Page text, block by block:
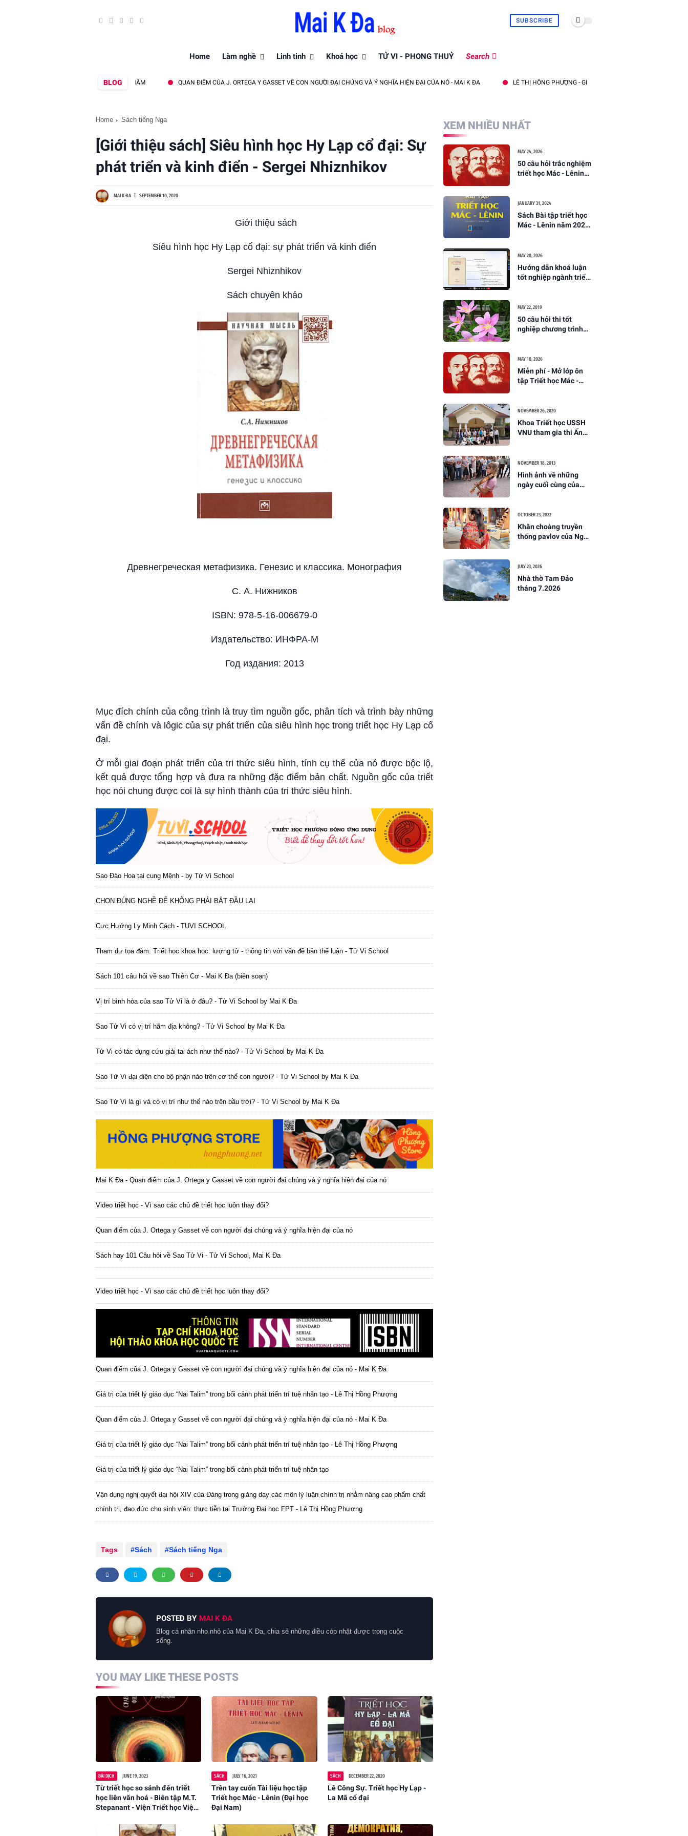
SUBSCRIBE
Home Làm nghề Linh tinh Khoá học TỬ VI - PHONG THUỶ Search
BLOG
QUAY LẠI TAM ĐẢO SAU 20 NĂM QUAN ĐIỂM CỦA J. ORTEGA Y GASSET VỀ CON NGƯỜI ĐẠI CHÚNG VÀ Ý NGHĨA HIỆN ĐẠI CỦA NÓ - MAI K ĐA LÊ THỊ HỒNG PHƯỢNG - GIÁ TRỊ CỦA TRIẾT LÝ GIÁO DỤC “NAI TALIM”
Home Sách tiếng Nga
[Giới thiệu sách] Siêu hình học Hy Lạp cổ đại: Sự
phát triển và kinh điển - Sergei Nhiznhikov
MAI K ĐA SEPTEMBER 10, 2020
Giới thiệu sách
Siêu hình học Hy Lạp cổ đại: sự phát triển và kinh điển
Sergei Nhiznhikov
Sách chuyên khảo
Древнегреческая метафизика. Генезис и классика. Монография
С. А. Нижников
ISBN: 978-5-16-006679-0
Издательство: ИНФРА-М
Год издания: 2013
Mục đích chính của công trình là truy tìm nguồn gốc, phân tích và trình bày những
vấn đề chính và lôgic của sự phát triển của siêu hình học trong triết học Hy Lạp cổ
đại.
Ở mỗi giai đoạn phát triển của tri thức siêu hình, tính cụ thể của nó được bộc lộ,
kết quả được tổng hợp và đưa ra những đặc điểm bản chất. Nguồn gốc của triết
học nói chung được coi là sự hình thành của tri thức siêu hình.
Sao Đào Hoa tại cung Mệnh - by Tử Vi School
CHỌN ĐÚNG NGHỀ ĐỂ KHÔNG PHẢI BẮT ĐẦU LẠI
Cực Hướng Ly Minh Cách - TUVI.SCHOOL
Tham dự tọa đàm: Triết học khoa học: lượng tử - thông tin với vấn đề bản thể luận - Tử Vi School
Sách 101 câu hỏi về sao Thiên Cơ - Mai K Đa (biên soạn)
Vị trí bình hòa của sao Tử Vi là ở đâu? - Tử Vi School by Mai K Đa
Sao Tử Vi có vị trí hãm địa không? - Tử Vi School by Mai K Đa
Tử Vi có tác dụng cứu giải tai ách như thế nào? - Tử Vi School by Mai K Đa
Sao Tử Vi đại diện cho bộ phận nào trên cơ thể con người? - Tử Vi School by Mai K Đa
Sao Tử Vi là gì và có vị trí như thế nào trên bầu trời? - Tử Vi School by Mai K Đa
Mai K Đa - Quan điểm của J. Ortega y Gasset về con người đại chúng và ý nghĩa hiện đại của nó
Video triết học - Vì sao các chủ đề triết học luôn thay đổi?
Quan điểm của J. Ortega y Gasset về con người đại chúng và ý nghĩa hiện đại của nó
Sách hay 101 Câu hỏi về Sao Tử Vi - Tử Vi School, Mai K Đa
Video triết học - Vì sao các chủ đề triết học luôn thay đổi?
Quan điểm của J. Ortega y Gasset về con người đại chúng và ý nghĩa hiện đại của nó - Mai K Đa
Giá trị của triết lý giáo dục “Nai Talim” trong bối cảnh phát triển trí tuệ nhân tạo - Lê Thị Hồng Phượng
Quan điểm của J. Ortega y Gasset về con người đại chúng và ý nghĩa hiện đại của nó - Mai K Đa
Giá trị của triết lý giáo dục “Nai Talim” trong bối cảnh phát triển trí tuệ nhân tạo - Lê Thị Hồng Phượng
Giá trị của triết lý giáo dục “Nai Talim” trong bối cảnh phát triển trí tuệ nhân tạo
Vận dụng nghị quyết đại hội XIV của Đảng trong giảng dạy các môn lý luận chính trị nhằm nâng cao phẩm chất
chính trị, đạo đức cho sinh viên: thực tiễn tại Trường Đại học FPT - Lê Thị Hồng Phượng
Tags Sách Sách tiếng Nga
POSTED BY MAI K ĐA
Blog cá nhân nho nhỏ của Mai K Đa, chia sẻ những điều cóp nhặt được trong cuộc
sống.
YOU MAY LIKE THESE POSTS
BÀI DỊCH JUNE 19, 2023
Từ triết học so sánh đến triết
học liên văn hoá - Biên tập M.T.
Stepanant - Viện Triết học Viện
SÁCH JULY 16, 2021
Trên tay cuốn Tài liệu học tập
Triết học Mác - Lênin (Đại học
Đại Nam)
SÁCH DECEMBER 22, 2020
Lê Công Sự. Triết học Hy Lạp -
La Mã cổ đại
XEM NHIỀU NHẤT
MAY 24, 2026
50 câu hỏi trắc nghiệm
triết học Mác - Lênin
JANUARY 31, 2024
Sách Bài tập triết học
Mác - Lênin năm 2024
Hà Nội)
MAY 20, 2026
Hướng dẫn khoá luận
tốt nghiệp ngành triết
MAY 22, 2019
50 câu hỏi thi tốt
nghiệp chương trình
MAY 10, 2026
Miễn phí - Mở lớp ôn
tập Triết học Mác -
NOVEMBER 26, 2020
Khoa Triết học USSH
VNU tham gia thi Ấn
NOVEMBER 18, 2013
Hình ảnh về những
ngày cuối cùng của
OCTOBER 23, 2022
Khăn choàng truyền
thống pavlov của Nga
đến nước Nga
JULY 23, 2026
Nhà thờ Tam Đảo
tháng 7.2026